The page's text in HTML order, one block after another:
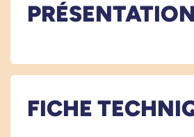
PRÉSENTATION
FICHE